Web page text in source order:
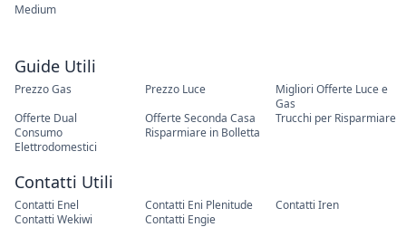
Guide Utili
Prezzo Gas Prezzo Luce
Migliori Offerte Luce e
Gas
Offerte Dual
Offerte Seconda Casa
Trucchi per Risparmiare
Consumo
Elettrodomestici
Risparmiare in Bolletta
Contatti Utili
Contatti Enel Contatti Eni Plenitude
Contatti Iren
Contatti Wekiwi
Contatti Engie
Medium